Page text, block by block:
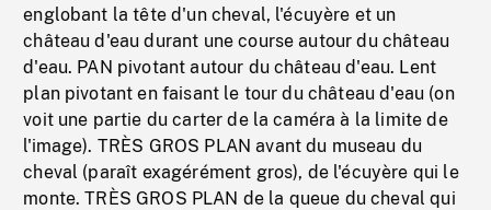
englobant la tête d'un cheval, l'écuyère et un
château d'eau durant une course autour du château
d'eau. PAN pivotant autour du château d'eau. Lent
plan pivotant en faisant le tour du château d'eau (on
voit une partie du carter de la caméra à la limite de
l'image). TRÈS GROS PLAN avant du museau du
cheval (paraît exagérément gros), de l'écuyère qui le
monte. TRÈS GROS PLAN de la queue du cheval qui